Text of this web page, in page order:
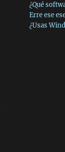
¿Qué
Erre ese
¿Usas